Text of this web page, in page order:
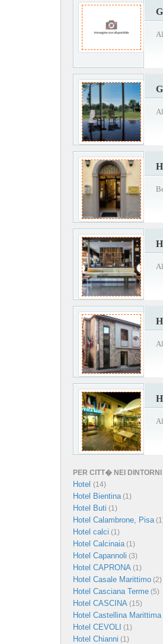
PER CITT� NEI
Hotel (14)
Hotel Bientina(1)
Hotel Buti (1)
Hotel Calambrone, Pisa
Hotel calci (1)
Hotel Calcinaia(1)
Hotel Capannoli (3)
Hotel CAPRONA (1)
Hotel Casale Marittimo (2)
Hotel Casciana Terme (5)
Hotel CASCINA (15)
Hotel Castellina Marittima
Hotel CEVOLI (1)
Hotel Chianni (1)